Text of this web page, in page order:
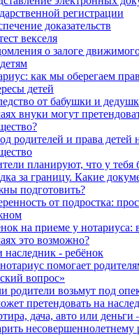
регистрации
доказательств
векселя
о залоге
как мы оберегаем
детей
от бабушки и
внуки могут
родителей и права детей
планируют, что у тебя
за границу. Какие
подготовить?
от подростка:
на приеме у нотариуса:
это возможно?
наследник - ребёнок
помогает
вопрос»
родители возьмут под
претендовать на
дача, авто или
несовершеннолетнему